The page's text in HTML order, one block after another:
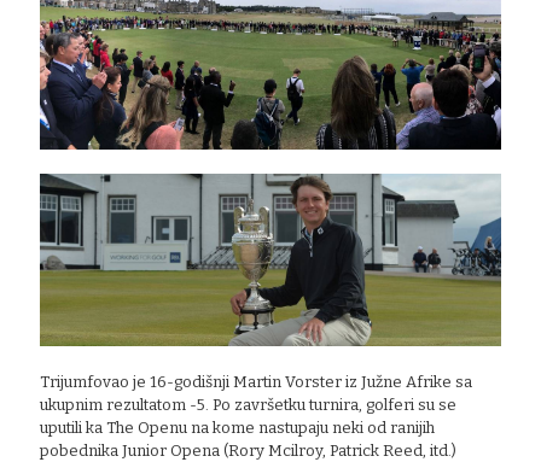
Trijumfovao je 16-godišnji Martin Vorster iz Južne Afrike sa
ukupnim rezultatom -5. Po završetku turnira, golferi su se
uputili ka The Openu na kome nastupaju neki od ranijih
pobednika Junior Opena (Rory Mcilroy, Patrick Reed, itd.)